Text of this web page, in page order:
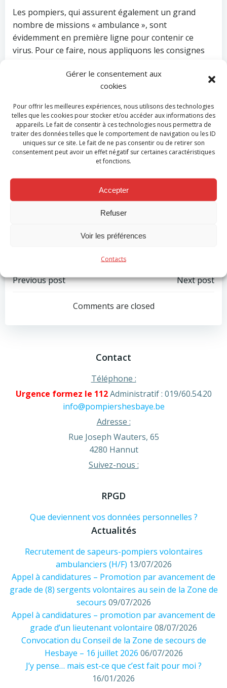
Gérer le consentement aux
cookies
Pour offrir les meilleures expériences, nous utilisons des technologies
telles que les cookies pour stocker et/ou accéder aux informations des
appareils. Le fait de consentir à ces technologies nous permettra de
traiter des données telles que le comportement de navigation ou les ID
uniques sur ce site. Le fait de ne pas consentir ou de retirer son
consentement peut avoir un effet négatif sur certaines caractéristiques
et fonctions.
Accepter
Refuser
Voir les préférences
Contacts
Les pompiers, qui assurent également un grand
nombre de missions « ambulance », sont
évidemment en première ligne pour contenir ce
virus. Pour ce faire, nous appliquons les consignes
à transporter un patient suspect d’être infecté par le
covid-19. Dans ce cas, nos ambulanciers s’équipent
de blouses, de masques, de gants et de lunettes. Ces
équipements ont pour but de permettre à notre
personnel de travailler en toute sécurité.
D’une manière générale, les mesures de protection
du personnel ont été augmentées afin d’éviter qu’il
involontairement aux citoyens le virus : port de
masque généralisé, renforcement des mesures
Actualité
Post
navigation
Previous post
Post
navigation
Next post
Comments are closed
Contact
Téléphone :
Urgence formez le 112Administratif : 019/60.54.20
info@pompiershesbaye.be
Adresse :
Rue Joseph Wauters, 65
4280 Hannut
Suivez-nous :
RPGD
Que deviennent vos données personnelles ?
Actualités
Recrutement de sapeurs-pompiers volontaires
ambulanciers (H/F) 13/07/2026
Appel à candidatures – Promotion par avancement de
grade de (8) sergents volontaires au sein de la Zone de
secours 09/07/2026
Appel à candidatures – promotion par avancement de
grade d’un lieutenant volontaire 08/07/2026
Convocation du Conseil de la Zone de secours de
Hesbaye – 16 juillet 2026 06/07/2026
J’y pense… mais est-ce que c’est fait pour moi ?
16/01/2026